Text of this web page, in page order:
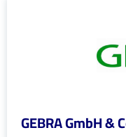
GEBRA GmbH &